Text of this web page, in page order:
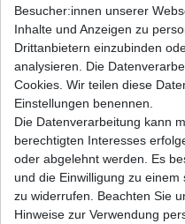
Inhalt1Stück
Grundpreis 7,86 € / Stück
sofort lieferbar
Wunschliste
* inkl. ges. MwSt. zzgl.Versandkosten
Besucher:innen unserer
Inhalte und Anzeigen zu
Drittanbietern einzubinden
analysieren. Die
Cookies. Wir teilen diese
Einstellungen benennen.
Die Datenverarbeitung kann
berechtigten Interesses
oder abgelehnt werden. Es
und die Einwilligung zu
zu widerrufen. Beachten Sie
Hinweise zur Verwendung